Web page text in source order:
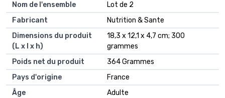
Nom de l'ensemble
‎Lot de 2
Fabricant
‎Nutrition & Sante
Dimensions du produit
(L x l x h)
‎18,3 x 12,1 x 4,7 cm; 300
grammes
Poids net du produit
‎364 Grammes
Pays d'origine
‎France
Âge
‎Adulte